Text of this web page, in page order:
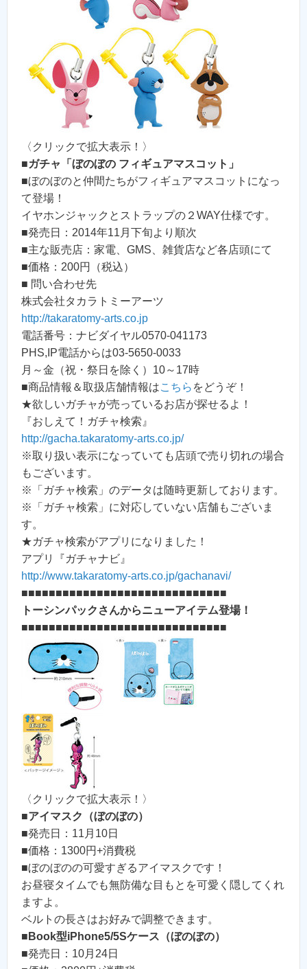
〈クリックで拡大表示！〉
■ガチャ「ぼのぼの フィギュアマスコット」
■ぼのぼのと仲間たちがフィギュアマスコットになっ
て登場！
イヤホンジャックとストラップの２WAY仕様です。
■発売日：2014年11月下旬より順次
■主な販売店：家電、GMS、雑貨店など各店頭にて
■価格：200円（税込）
■ 問い合わせ先
株式会社タカラトミーアーツ
http://takaratomy-arts.co.jp
電話番号：ナビダイヤル0570-041173
PHS,IP電話からは03-5650-0033
月～金（祝・祭日を除く）10～17時
■商品情報＆取扱店舗情報はこちら をどうぞ！
★欲しいガチャが売っているお店が探せるよ！
『おしえて！ガチャ検索』
http://gacha.takaratomy-arts.co.jp/
※取り扱い表示になっていても店頭で売り切れの場合
もございます。
※「ガチャ検索」のデータは随時更新しております。
※「ガチャ検索」に対応していない店舗もございま
す。
★ガチャ検索がアプリになりました！
アプリ『ガチャナビ』
http://www.takaratomy-arts.co.jp/gachanavi/
■■■■■■■■■■■■■■■■■■■■■■■■■■■■■■
トーシンパックさんからニューアイテム登場！
■■■■■■■■■■■■■■■■■■■■■■■■■■■■■■
〈クリックで拡大表示！〉
■アイマスク（ぼのぼの）
■発売日：11月10日
■価格：1300円+消費税
■ぼのぼのの可愛すぎるアイマスクです！
お昼寝タイムでも無防備な目もとを可愛く隠してくれ
ますよ。
ベルトの長さはお好みで調整できます。
■ Book型iPhone5/5Sケース（ぼのぼの）
■発売日：10月24日